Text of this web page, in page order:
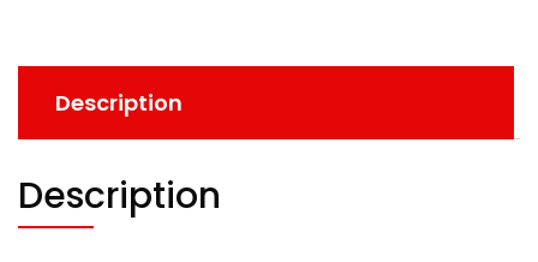
Description
Description